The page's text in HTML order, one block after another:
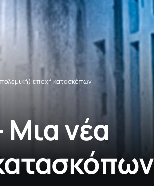
εποχή κατασκόπων
νέα